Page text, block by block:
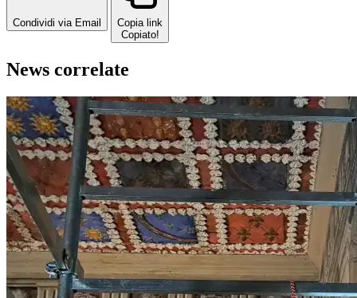
Condividi via Email
Copia link
Copiato!
News correlate